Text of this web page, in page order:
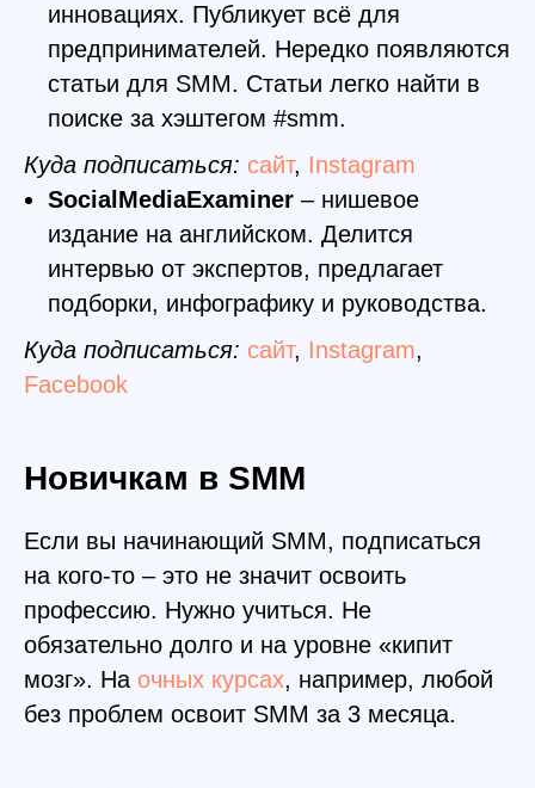
инновациях. Публикует всё для
предпринимателей. Нередко появляются
статьи для SMM. Статьи легко найти в
поиске за хэштегом #smm.
Куда подписаться: сайт, Instagram
SocialMediaExaminer – нишевое
издание на английском. Делится
интервью от экспертов, предлагает
подборки, инфографику и руководства.
Куда подписаться: сайт, Instagram,
Facebook
Новичкам в SMM
Если вы начинающий SMM, подписаться
на кого-то – это не значит освоить
профессию. Нужно учиться. Не
обязательно долго и на уровне «кипит
мозг». На очных курсах, например, любой
без проблем освоит SMM за 3 месяца.
Курсы
Java разработчик PRO
Тестирование ПО
Full Stack разработчик
Front end разработчик
СММ специалист IOS разработчик
Интернет Маркетинг
С++ разработчик
Авто-тестирование на java
Java Middle (Spring)
3D-моделирование
О нас
Трудоустройство